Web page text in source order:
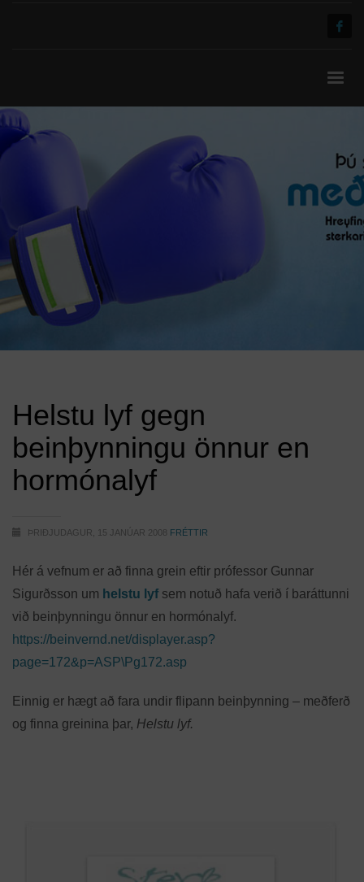
Helstu lyf gegn
beinþynningu önnur en
hormónalyf
ÞRIÐJUDAGUR, 15 JANÚAR 2008 FRÉTTIR
Hér á vefnum er að finna grein eftir prófessor Gunnar
Sigurðsson um helstu lyfsem notuð hafa verið í baráttunni
við beinþynningu önnur en hormónalyf.
https://beinvernd.net/displayer.asp?
page=172&p=ASP\Pg172.asp
Einnig er hægt að fara undir flipann beinþynning – meðferð
og finna greinina þar, Helstu lyf.